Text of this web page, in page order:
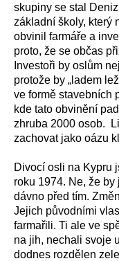
skupiny se stal
základní školy, který
obvinil farmáře a
proto, že se občas
Investoři by oslům
protože by „ladem
ve formě stavebních
kde tato obvinění
zhruba 2000 osob.
zachovat jako oázu
Divocí osli na Kypru
roku 1974. Ne, že
dávno před tím.
Jejich původními
farmařili. Ti ale ve
na jih, nechali svoje
dodnes rozdělen